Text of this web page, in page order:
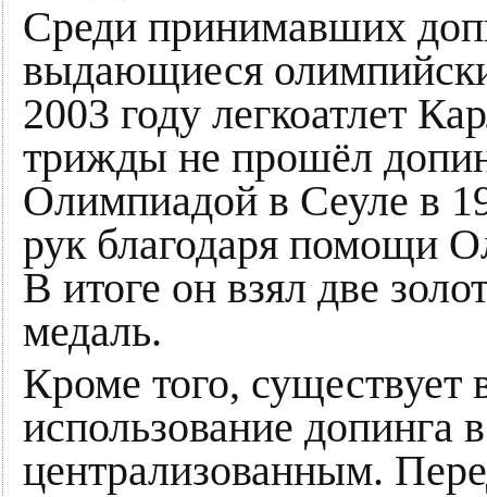
Среди принимавших
выдающиеся
2003 году легкоатлет
трижды не прошёл
Олимпиадой в Сеуле в
рук благодаря помощи
В итоге он взял две
медаль.
Кроме того, существует
использование
централизованным.